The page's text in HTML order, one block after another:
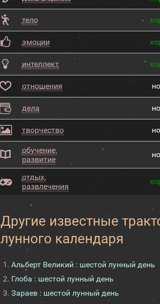
тело
эмоции
интеллект
отношения
дела
творчество
обучение,
развитие
отдых,
развлечения
Другие известные
лунного календаря
Альберт Великий : шестой лунный день
Глоба : шестой лунный день
Зараев : шестой лунный день